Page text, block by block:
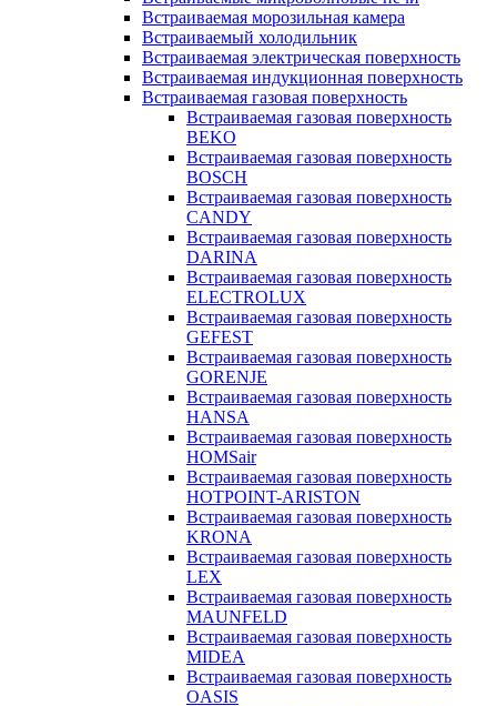
Встраиваемая морозильная камера
Встраиваемый холодильник
Встраиваемая электрическая поверхность
Встраиваемая индукционная поверхность
Встраиваемая газовая поверхность
Встраиваемая газовая поверхность
BEKO
Встраиваемая газовая поверхность
BOSCH
Встраиваемая газовая поверхность
CANDY
Встраиваемая газовая поверхность
DARINA
Встраиваемая газовая поверхность
ELECTROLUX
Встраиваемая газовая поверхность
GEFEST
Встраиваемая газовая поверхность
GORENJE
Встраиваемая газовая поверхность
HANSA
Встраиваемая газовая поверхность
HOMSair
Встраиваемая газовая поверхность
HOTPOINT-ARISTON
Встраиваемая газовая поверхность
KRONA
Встраиваемая газовая поверхность
LEX
Встраиваемая газовая поверхность
MAUNFELD
Встраиваемая газовая поверхность
MIDEA
Встраиваемая газовая поверхность
OASIS